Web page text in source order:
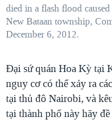
SỨC KHOẺ
VĂN HOÁ
GIÁO DỤC
NGÀY TỊ NẠN THẾ GIỚI
TRỊNH VĨNH BÌNH - NGƯỜI
CHI PHÍ CHIẾN TRANH
CÁC GIÁ TRỊ CỘNG HÒA Ở
THƯỢNG ĐỈNH TRUMP-
TRỊNH VĨNH BÌNH VS.
Ngôn ngữ khác
died in a flash flood
New Bataan township,
December 6, 2012.
Đại sứ quán Hoa Kỳ tại
nguy cơ có thể xảy ra
tại thủ đô Nairobi, và
tại thành phố này hãy